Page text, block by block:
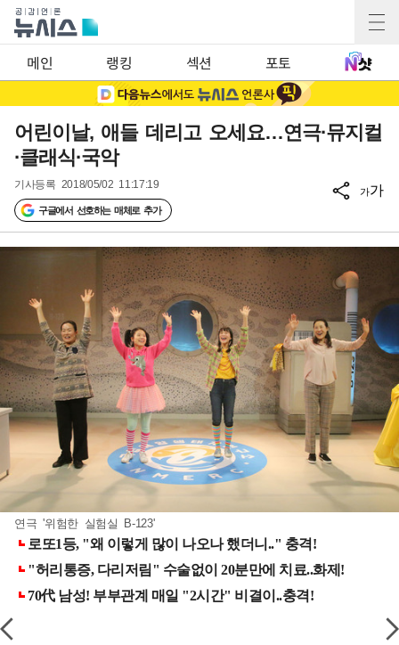
메인 랭킹 섹션 포토
어린이날, 애들 데리고 오세요…연극·뮤지컬
·클래식·국악
기사등록 2018/05/02 11:17:19
구글에서 선호하는 매체로 추가
가가
연극 '위험한 실험실 B-123'